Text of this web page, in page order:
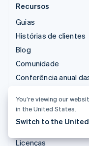
Recursos
Guias
Histórias de clientes
Blog
Comunidade
Conferência anual
Privacidade e termos
Atividades proibidas
Licenças
You’re viewing our
in the United States.
Switch to the